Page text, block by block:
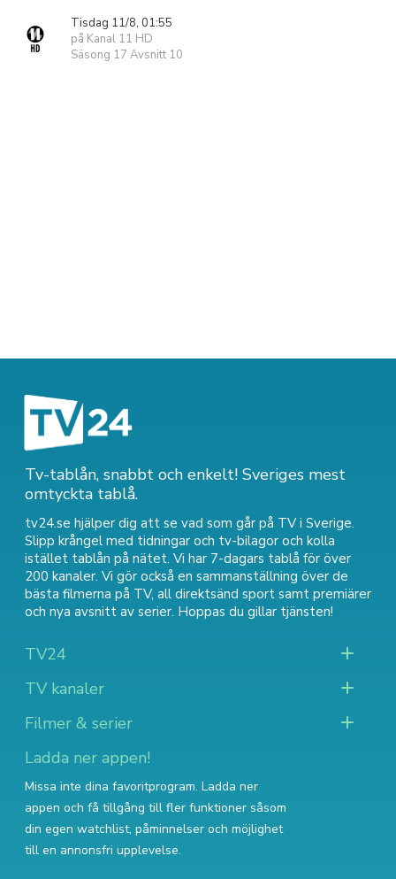
Tisdag 11/8, 01:55
på Kanal 11 HD
Säsong 17 Avsnitt 10
Tv-tablån, snabbt och enkelt! Sveriges mest
omtyckta tablå.
tv24.se hjälper dig att se vad som går på TV i Sverige.
Slipp krångel med tidningar och tv-bilagor och kolla
istället tablån på nätet. Vi har 7-dagars tablå för över
200 kanaler. Vi gör också en sammanställning över de
bästa filmerna på TV, all direktsänd sport samt premiärer
och nya avsnitt av serier. Hoppas du gillar tjänsten!
TV24
TV kanaler
Filmer & serier
Ladda ner appen!
Missa inte dina favoritprogram. Ladda ner
appen och få tillgång till fler funktioner såsom
din egen watchlist, påminnelser och möjlighet
till en annonsfri upplevelse.